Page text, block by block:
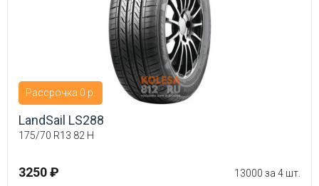
Рассрочка 0 р.
LandSail LS288
175/70 R13 82 H
3250 ₽ 13000 за 4 шт.